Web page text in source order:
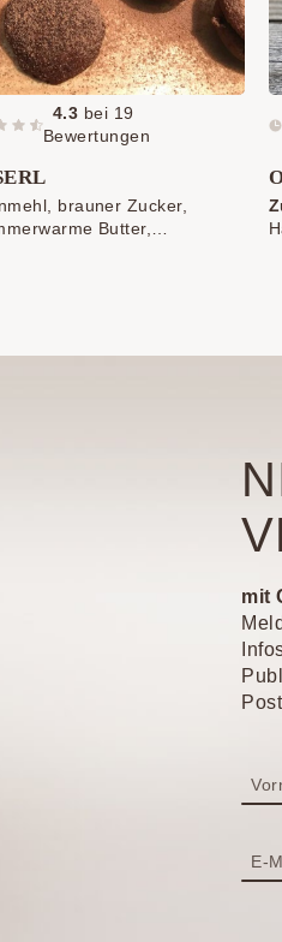
4.3 bei 19
Bewertungen
brauner Zucker,
Butter,
mit
E-